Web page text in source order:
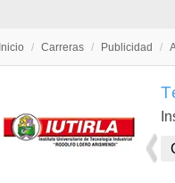
Inicio / Carreras / Publicidad /